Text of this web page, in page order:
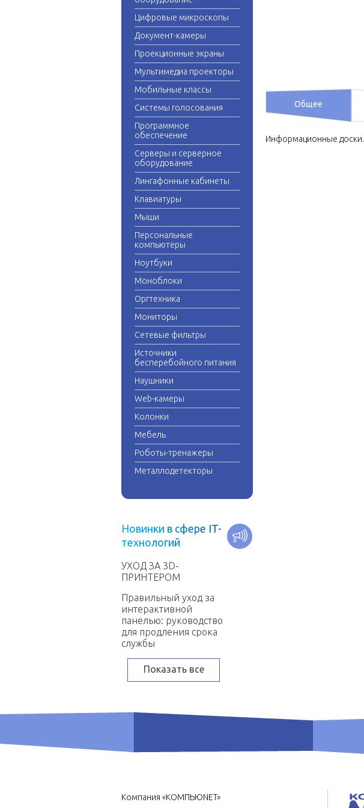
Цифровые микроскопы
Документ-камеры
Проекционные экраны
Мультимедиа проекторы
Мобильные классы
Системы голосования
Программное
обеспечение
Серверы и серверное
оборудование
Лингафонные кабинеты
Клавиатуры
Мыши
Персональные
компьютеры
Ноутбуки
Моноблоки
Оргтехника
Мониторы
Сетевые фильтры
Источники
бесперебойного питания
Наушники
Web-камеры
Колонки
Мебель
Роботы-тренажеры
Металлодетекторы
Новинки в сфере IT-
технологий
УХОД ЗА 3D-
ПРИНТЕРОМ
Правильный уход за
интерактивной
панелью: руководство
для продления срока
службы
Показать все
Общее
Информационные доски.
Компания «КОМПЬЮNET»